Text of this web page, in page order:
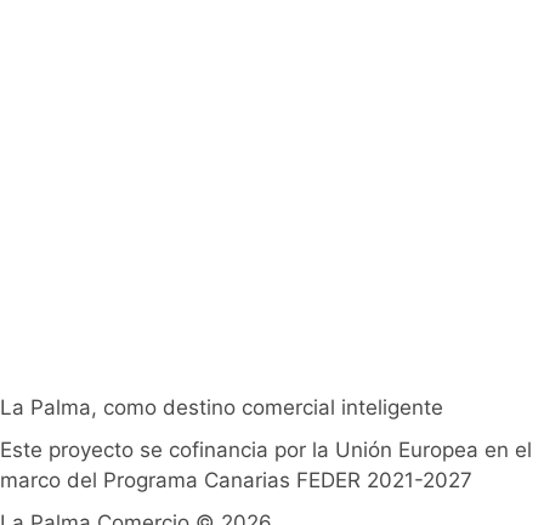
La Palma, como destino comercial inteligente
Este proyecto se cofinancia por la Unión Europea en el
marco del Programa Canarias FEDER 2021-2027